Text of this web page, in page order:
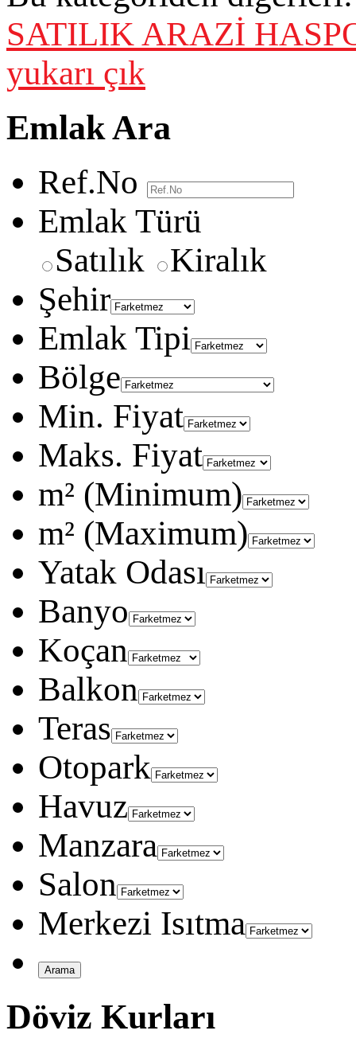
SATILIK ARAZİ
yukarı çık
Emlak Ara
Ref.No
Emlak Türü
Satılık
Kiralık
Şehir
Emlak Tipi
Bölge
Min. Fiyat
Maks. Fiyat
m² (Minimum)
m² (Maximum)
Yatak Odası
Banyo
Koçan
Balkon
Teras
Otopark
Havuz
Manzara
Salon
Merkezi Isıtma
Döviz Kurları